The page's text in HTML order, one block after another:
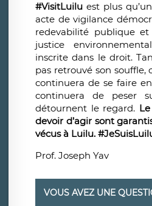
#VisitLuilu est plus
acte de vigilance
redevabilité publique
justice
inscrite dans le droit.
pas retrouvé son souffle,
continuera de se faire
continuera de peser
détournent le regard.
devoir d’agir sont
vécusà Luilu.
Prof. Joseph Yav
VOUS AVEZ UNE